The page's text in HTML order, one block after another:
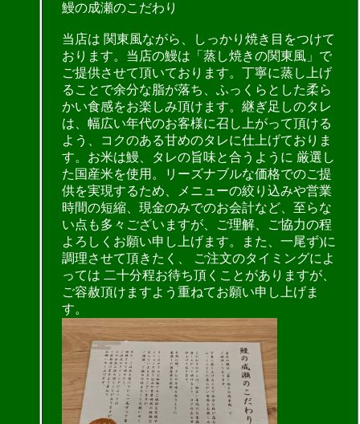
鰻の成瀬のこだわり
当店は 関東風ながら、しっかり焼き目をつけて
おります。当店の鰻は「蒸し焼きの関東風」で
ご提供させて頂いております。丁寧に蒸し上げ
ることで余分な脂が落ち、ふっくらとした柔ら
かい食感をお楽しみ頂けます。継ぎ足しのタレ
は、幅広い年代のお客様に召し上がって頂ける
よう、コクのある甘めのタレに仕上げておりま
す。お米は鰻、タレの旨味と合うように 厳選し
た国産米を使用。リーズナブルな価格でのご提
供を実現するため、メニューの絞り込みや営業
時間の短縮、現金のみでのお会計など、至らな
い点も多々ございますが、ご理解、ご協力の程
よろしくお願い申し上げます。また、一尾ず)に
調理させて頂きたく、 ご注文のタイミングによ
っては 二十分程お待ち頂くことがありますが、
ご容赦頂けますよう重ねてお願い申し上げま
す。